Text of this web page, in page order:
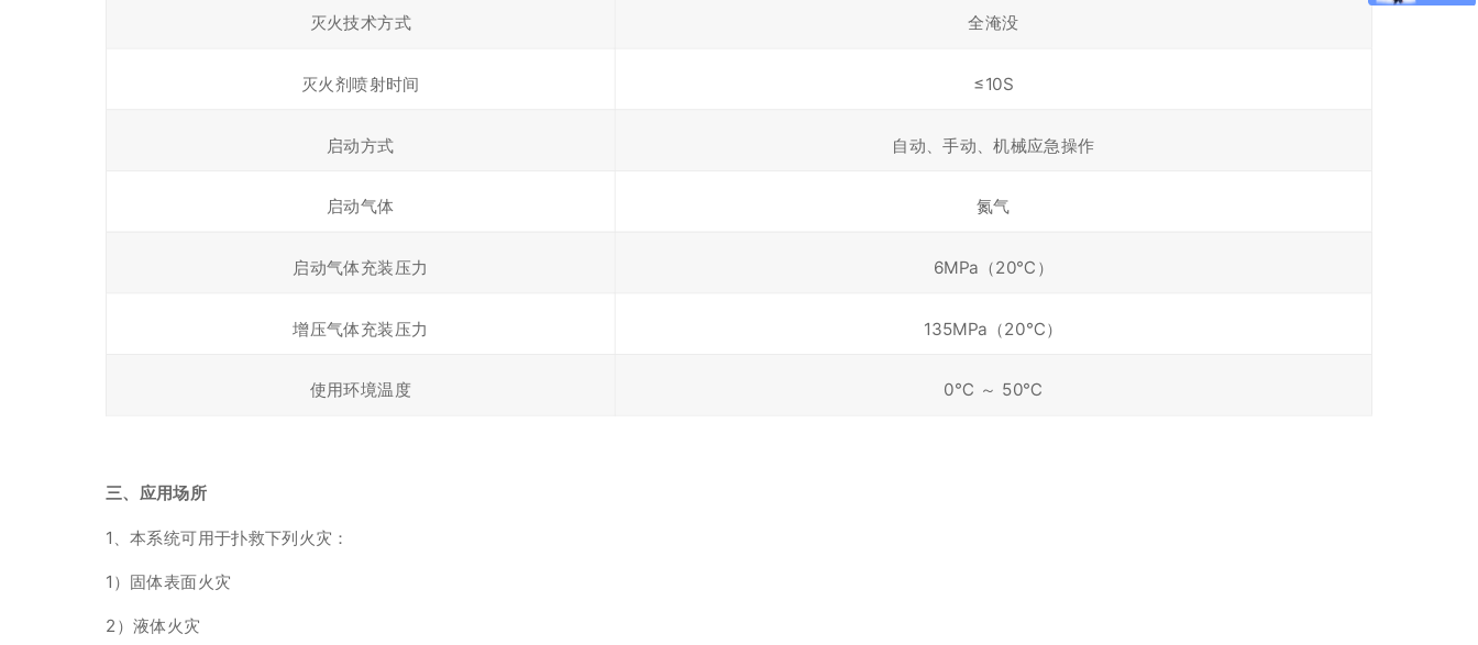
灭火技术方式 全淹没
灭火剂喷射时间 ≤10S
启动方式 自动、手动、机械应急操作
启动气体 氮气
启动气体充装压力 6MPa（20℃）
增压气体充装压力 135MPa（20℃）
使用环境温度 0℃ ～ 50℃
三、应用场所
1、本系统可用于扑救下列火灾：
1）固体表面火灾
2）液体火灾